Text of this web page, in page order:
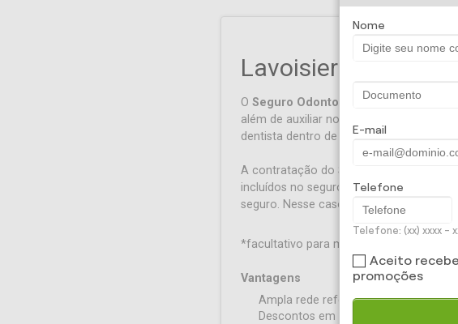
Lavoisier Corretora
O Seguro Odontológicofoi
além de auxiliar no bem-estar de seus
dentista dentro de uma ampla rede
A contratação do Seguro Odontológico
incluídos no seguro, ou facultativa*,
seguro. Nesse caso, a empresa poderá
*facultativo para mais do que 30% do
Vantagens
Ampla rede referenciada nacional;
Descontos em farmácias,
Nome
E-mail
Telefone
Telefone: (xx) xxxx -
Aceito
promoções